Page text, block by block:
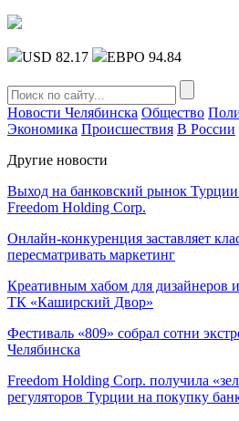
USD 82.17 ЕВРО 94.84
Новости Челябинска Общество
Экономика Происшествия В России
Другие новости
Выход на банковский рынок Турции
Freedom Holding Corp.
Онлайн-конкуренция заставляет
пересматривать маркетинг
Креативным хабом для дизайнеров
ТК «Каширский Двор»
Фестиваль «809» собрал сотни
Челябинска
Freedom Holding Corp. получила
регуляторов Турции на покупку